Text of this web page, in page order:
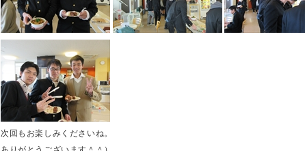
次回もお楽しみくださいね。